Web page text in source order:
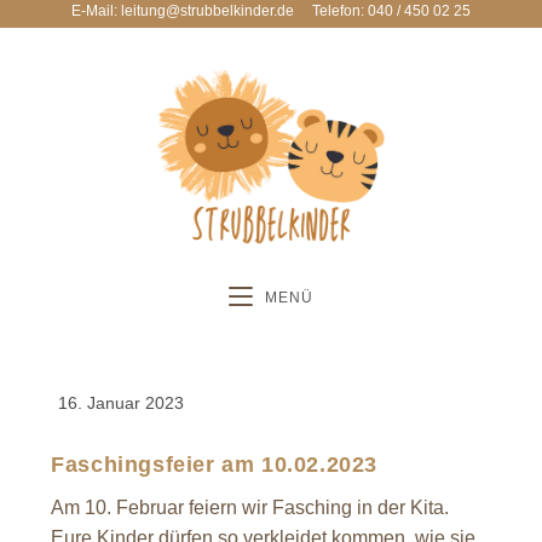
E-Mail: leitung@strubbelkinder.de Telefon: 040 / 450 02 25
MENÜ
16. Januar 2023
Faschingsfeier am 10.02.2023
Am 10. Februar feiern wir Fasching in der Kita.
Eure Kinder dürfen so verkleidet kommen, wie sie